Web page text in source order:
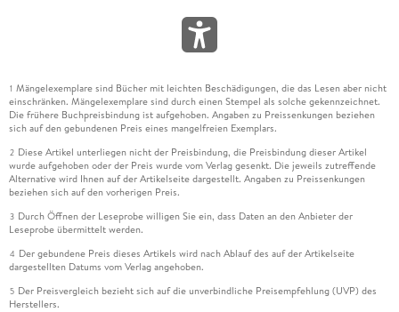
1 Mängelexemplare sind Bücher mit leichten Beschädigungen, die das Lesen aber nicht
einschränken. Mängelexemplare sind durch einen Stempel als solche gekennzeichnet.
Die frühere Buchpreisbindung ist aufgehoben. Angaben zu Preissenkungen beziehen
sich auf den gebundenen Preis eines mangelfreien Exemplars.
2 Diese Artikel unterliegen nicht der Preisbindung, die Preisbindung dieser Artikel
wurde aufgehoben oder der Preis wurde vom Verlag gesenkt. Die jeweils zutreffende
Alternative wird Ihnen auf der Artikelseite dargestellt. Angaben zu Preissenkungen
beziehen sich auf den vorherigen Preis.
3 Durch Öffnen der Leseprobe willigen Sie ein, dass Daten an den Anbieter der
Leseprobe übermittelt werden.
4 Der gebundene Preis dieses Artikels wird nach Ablauf des auf der Artikelseite
dargestellten Datums vom Verlag angehoben.
5 Der Preisvergleich bezieht sich auf die unverbindliche Preisempfehlung (UVP) des
Herstellers.